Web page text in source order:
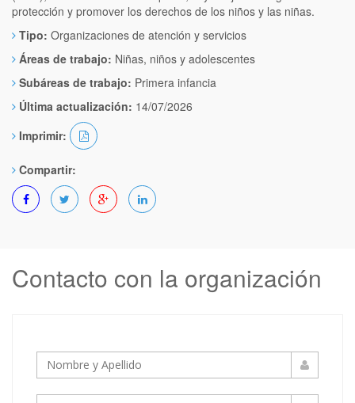
protección y promover los derechos de los niños y las niñas.
Tipo: Organizaciones de atención y servicios
Áreas de trabajo: Niñas, niños y adolescentes
Subáreas de trabajo: Primera infancia
Última actualización: 14/07/2026
Imprimir:
Compartir:
Contacto con la organización